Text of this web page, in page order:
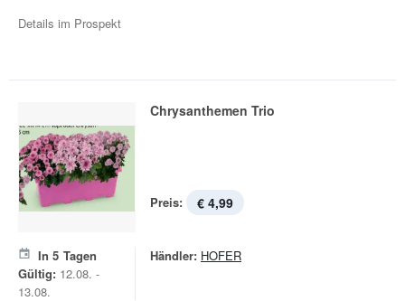
Details im Prospekt
Chrysanthemen Trio
Preis: € 4,99
In 5 Tagen
Gültig: 12.08. -
13.08.
Händler: HOFER